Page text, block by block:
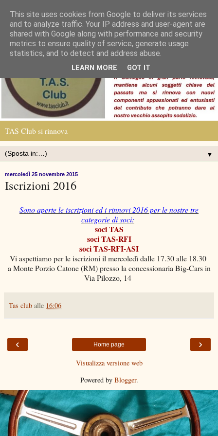
TAS Club si rinnova
▼
mercoledì 25 novembre 2015
Iscrizioni 2016
Sono aperte le iscrizioni ed i rinnovi 2016 per le nostre tre
categorie di soci:
soci TAS
soci TAS-RFI
soci TAS-RFI-ASI
Vi aspettiamo per le iscrizioni il mercoledì dalle 17.30 alle 18.30
a Monte Porzio Catone (RM) presso la concessionaria Big-Cars in
Via Pilozzo, 14
Tas club alle 16:06
‹ ›
Home page
Visualizza versione web
Powered by Blogger.
This site uses cookies from Google to deliver its services
and to analyze traffic. Your IP address and user-agent are
shared with Google along with performance and security
metrics to ensure quality of service, generate usage
statistics, and to detect and address abuse.
LEARN MORE GOT IT